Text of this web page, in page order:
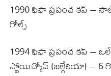
1990 ఫిఫా ప్రపంచ కప్ –
గోల్స్
1994 ఫిఫా ప్రపంచ కప్ –
స్టోయిచ్కోవ్ (బల్గేరియా) – 6